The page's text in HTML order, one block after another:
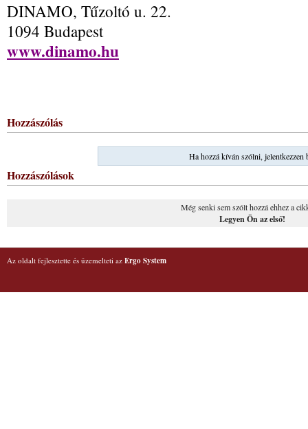
DINAMO, Tűzoltó u. 22.
1094 Budapest
www.dinamo.hu
Hozzászólás
Ha hozzá kíván szólni, jelentkezzen
Hozzászólások
Még senki sem szólt hozzá ehhez a
Legyen Ön az első!
Az oldalt fejlesztette és üzemelteti az Ergo System